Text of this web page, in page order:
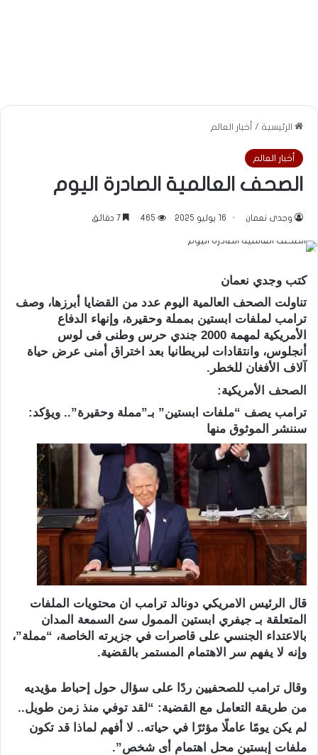
الرئيسية / أخبار العالم
أخبار العالم
الصحف العالمية الصادرة اليوم
وجدى نعمان 16 يوليو 2025 465
كتب وجدي نعمان
تناولت الصحف العالمية اليوم عدد من القضايا أبرزها، وصف
ترامب لملفات ابستين بمملة وحقيرة، وإنهاء الدفاع
الأمريكية لمهمة 2000 جندي حرس وطنى فى لوس
أنجلوس، وانتقادات لبريطانيا بعد اختراق أمنى عرض حياة
آلاف الأفغان للخطر.
الصحف الأمريكية:
ترامب يصف “ملفات ابستين” بـ”مملة وحقيرة”.. ويؤكد:
سننشر الموثوق منها
قال الرئيس الامريكي دونالد ترامب ان محتويات الملفات
المتعلقة بـ جيفري ابستين الممول سئ السمعة المدان
بالاعتداء الجنسي على قاصرات في جزيرته الخاصة، “مملة”،
وإنه لا يفهم سر الاهتمام المستمر بالقضية.
وقال ترامب للصحفيين ردًا على سؤال حول إحباط مؤيديه
من طريقة التعامل مع القضية: “لقد توفي منذ زمن طويل..
لم يكن يومًا عاملًا مؤثرًا في حياته.. لا أفهم لماذا قد تكون
ملفات إبستين محل اهتمام أى شخص”.